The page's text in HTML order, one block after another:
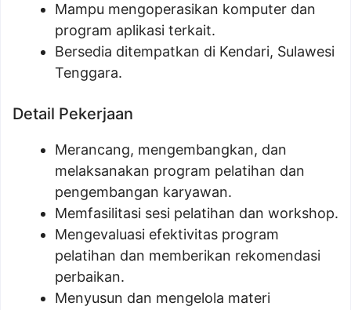
Mampu mengoperasikan komputer dan
program aplikasi terkait.
Bersedia ditempatkan di Kendari, Sulawesi
Tenggara.
Detail Pekerjaan
Merancang, mengembangkan, dan
melaksanakan program pelatihan dan
pengembangan karyawan.
Memfasilitasi sesi pelatihan dan workshop.
Mengevaluasi efektivitas program
pelatihan dan memberikan rekomendasi
perbaikan.
Menyusun dan mengelola materi